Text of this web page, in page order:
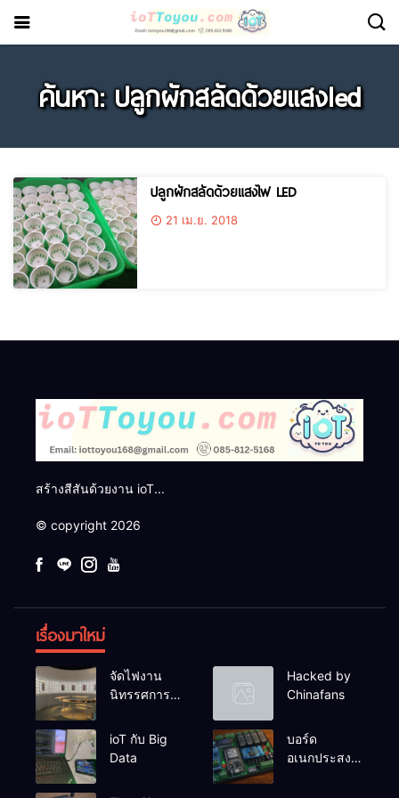
ค้นหา: ปลูกผักสลัดด้วยแสงled
ปลูกผักสลัดด้วยแสงไฟ LED
21 เม.ย. 2018
สร้างสีสันด้วยงาน ioT...
© copyright 2026
เรื่องมาใหม่
จัดไฟงาน
นิทรรศการผึ่ง
Hacked by
Chinafans
ioT กับ Big
Data
บอร์ด
อเนกประสงค์